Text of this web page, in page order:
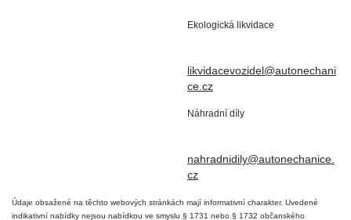
Ekologická likvidace
likvidacevozidel@autonechani
ce.cz
Náhradní díly
nahradnidily@autonechanice.
cz
Údaje obsažené na těchto webových stránkách mají informativní charakter. Uvedené
indikativní nabídky nejsou nabídkou ve smyslu § 1731 nebo § 1732 občanského